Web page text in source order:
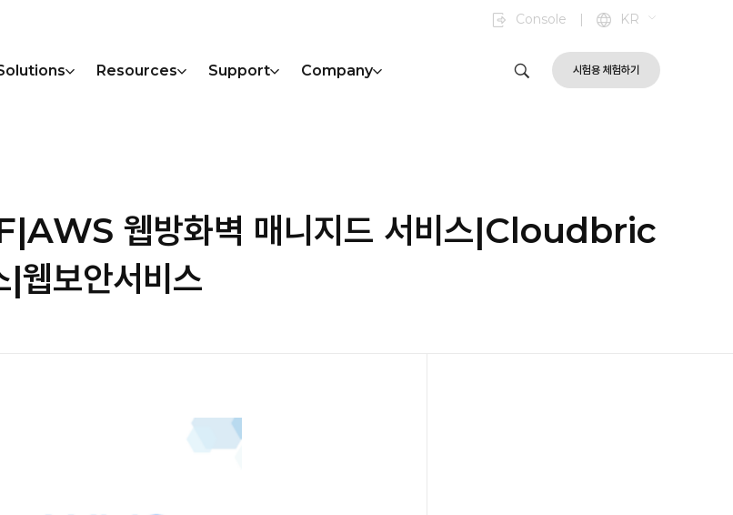
Console | KR
Resources Support Company 시험용 체험하기
웹방화벽 매니지드 서비스|Cloudbric
웹보안서비스